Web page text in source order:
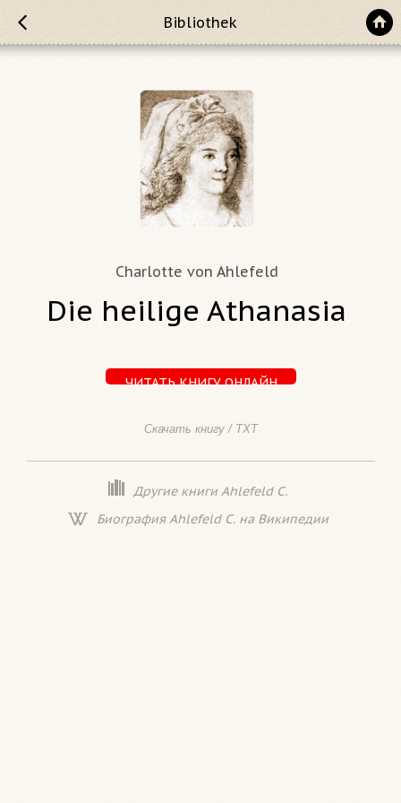
Bibliothek
Charlotte von Ahlefeld
Die heilige Athanasia
ЧИТАТЬ КНИГУ ОНЛАЙН
Скачать книгу / TXT
Другие книги Ahlefeld C.
Биография Ahlefeld C. на Википедии